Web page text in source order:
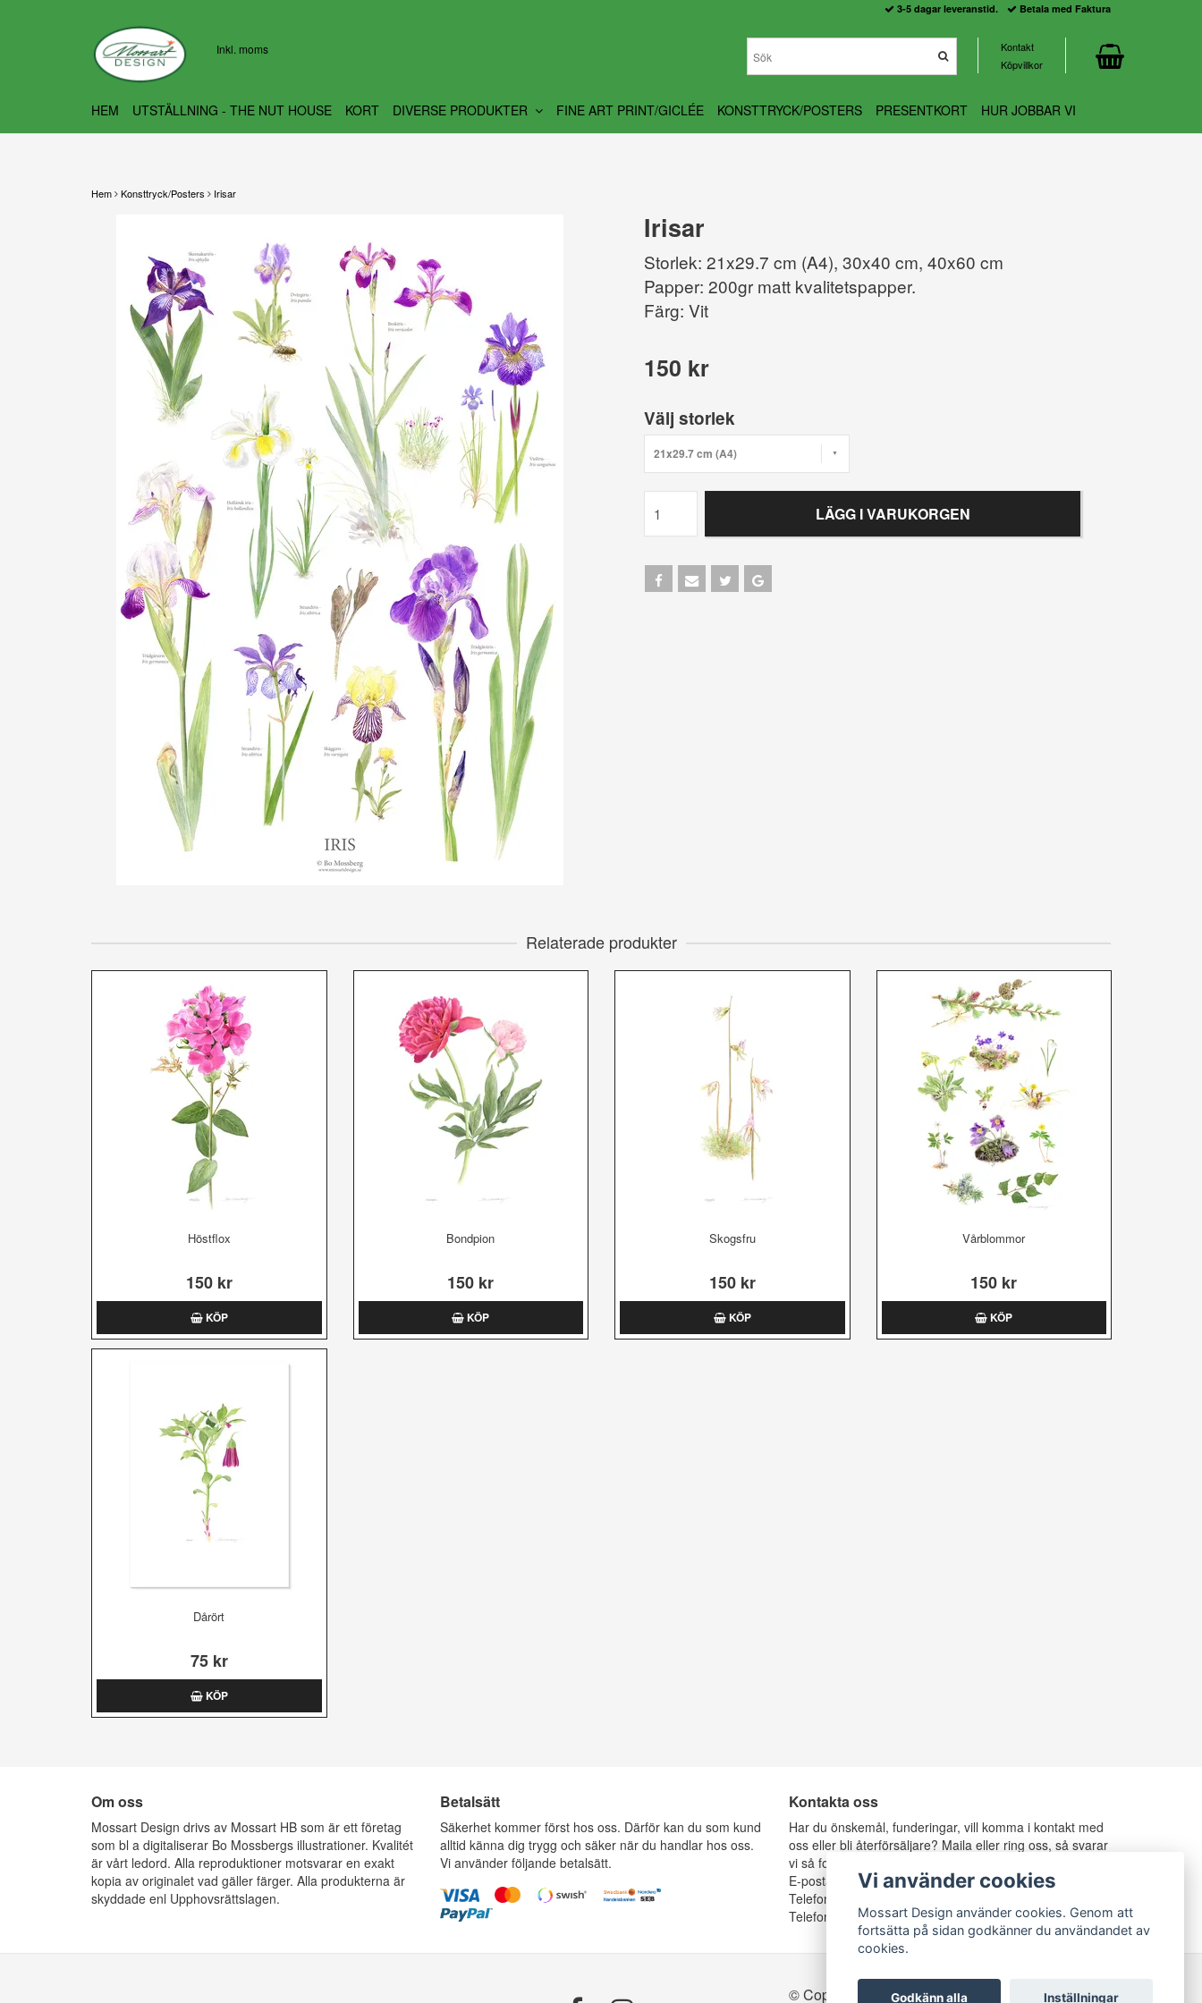
Hem Konsttryck/Posters Irisar
Irisar
Storlek: 21x29.7 cm (A4), 30x40 cm, 40x60 cm
Papper: 200gr matt kvalitetspapper.
Färg: Vit
150 kr
Välj storlek
21x29.7 cm (A4)
LÄGG I VARUKORGEN
Relaterade produkter
Höstflox
150 kr
KÖP
Bondpion
150 kr
KÖP
Skogsfru
150 kr
KÖP
Vårblommor
150 kr
KÖP
Dårört
75 kr
KÖP
Om oss
Mossart Design drivs av Mossart HB som är ett företag
som bl a digitaliserar Bo Mossbergs illustrationer. Kvalitét
är vårt ledord. Alla reproduktioner motsvarar en exakt
kopia av originalet vad gäller färger. Alla produkterna är
skyddade enl Upphovsrättslagen.
Betalsätt
Säkerhet kommer först hos oss. Därför kan du som kund
alltid känna dig trygg och säker när du handlar hos oss.
Vi använder följande betalsätt.
Kontakta oss
Har du önskemål, funderingar, vill komma i kontakt med
oss eller bli återförsäljare? Maila eller ring oss, så svarar
vi så fort vi kan.
E-postadress:info@mossartdesign.se
Telefon: 070-787 37 36, Anders Mossberg
Telefon: 070-424 80 77, Rosie Mossberg
© Copyright Mossart Design
Vi använder cookies
Mossart Design använder cookies. Genom att
fortsätta på sidan godkänner du användandet av
cookies.
Godkänn alla Inställningar
Inkl. moms
3-5 dagar leveranstid. Betala med Faktura
Kontakt
Köpvillkor
HEM UTSTÄLLNING - THE NUT HOUSE KORT DIVERSE PRODUKTER FINE ART PRINT/GICLÉE KONSTTRYCK/POSTERS PRESENTKORT HUR JOBBAR VI